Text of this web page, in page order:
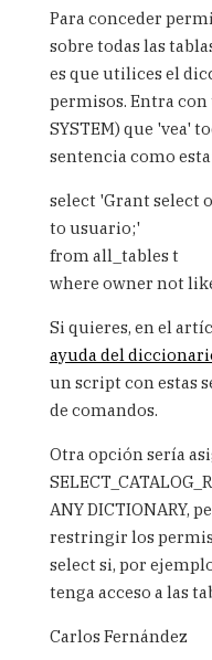
reply
Select
any
table
by
(not
Para conceder
sobre todas las
es que utilices el
permisos. Entra con
SYSTEM) que 'vea'
sentencia como
select 'Grant select
to usuario;'
from all_tables t
where owner not
Si quieres, en el
ayuda del
un script con estas
de comandos.
Otra opción sería
ANY DICTIONARY,
restringir los
select si, por
tenga acceso a las
Carlos Fernández